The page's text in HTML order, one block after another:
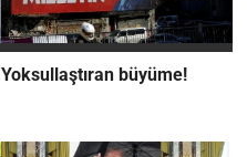
Yoksullaştıran büyüme!